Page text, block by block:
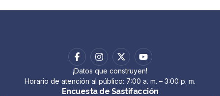
¡Datos que construyen!
Horario de atención al público: 7:00 a. m. – 3:00 p. m.
Encuesta de Sastifacción